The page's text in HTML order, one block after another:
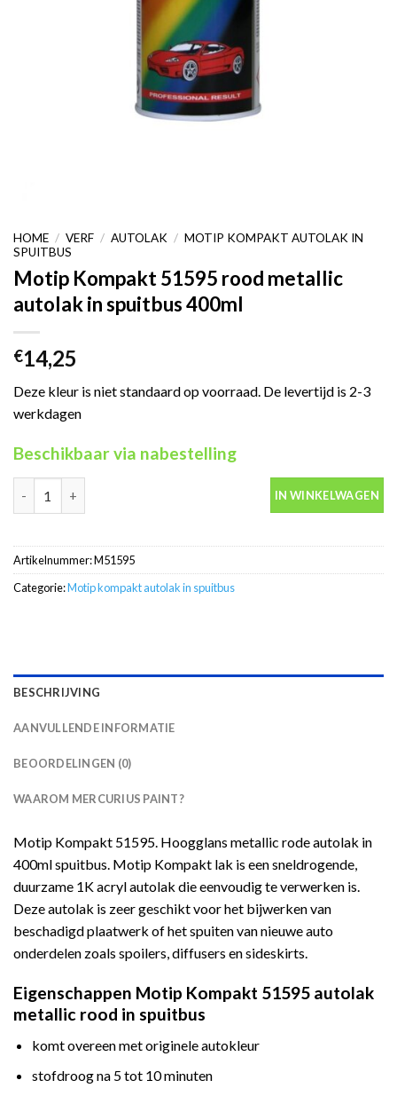
HOME / VERF / AUTOLAK / MOTIP KOMPAKT AUTOLAK IN
SPUITBUS
Motip Kompakt 51595 rood metallic
autolak in spuitbus 400ml
€14,25
Deze kleur is niet standaard op voorraad. De levertijd is 2-3
werkdagen
Beschikbaar via nabestelling
Motip Kompakt 51595 rood metallic autolak in spuitbus 400ml
IN WINKELWAGEN
Artikelnummer:M51595
Categorie:Motip kompakt autolak in spuitbus
BESCHRIJVING
AANVULLENDE INFORMATIE
BEOORDELINGEN (0)
WAAROM MERCURIUS PAINT?
Motip Kompakt 51595. Hoogglans metallic rode autolak in
400ml spuitbus. Motip Kompakt lak is een sneldrogende,
duurzame 1K acryl autolak die eenvoudig te verwerken is.
Deze autolak is zeer geschikt voor het bijwerken van
beschadigd plaatwerk of het spuiten van nieuwe auto
onderdelen zoals spoilers, diffusers en sideskirts.
Eigenschappen Motip Kompakt 51595 autolak
metallic rood in spuitbus
komt overeen met originele autokleur
stofdroog na 5 tot 10 minuten